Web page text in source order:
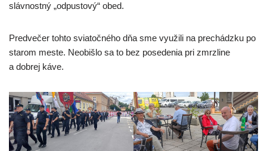
slávnostný „odpustový“ obed.
Predvečer tohto sviatočného dňa sme využili na prechádzku po
starom meste. Neobišlo sa to bez posedenia pri zmrzline
a dobrej káve.